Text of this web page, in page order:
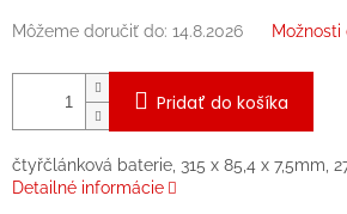
Môžeme doručiť do: 14.8.2026 Možnosti
Pridať do košíka
čtyřčlánková baterie, 315 x 85,4 x 7,5mm,
Detailné informácie